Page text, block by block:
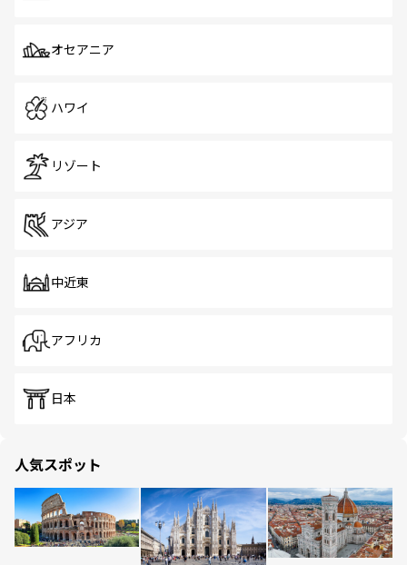
オセアニア
ハワイ
リゾート
アジア
中近東
アフリカ
日本
人気スポット